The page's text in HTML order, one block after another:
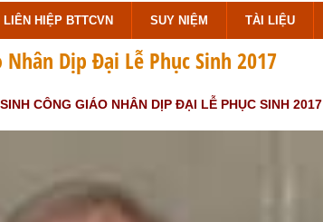
LIÊN HIỆP BTTCVN SUY NIỆM TÀI LIỆU
Dịp Đại Lễ Phục Sinh 2017
CÔNG GIÁO NHÂN DỊP ĐẠI LỄ PHỤC SINH 2017